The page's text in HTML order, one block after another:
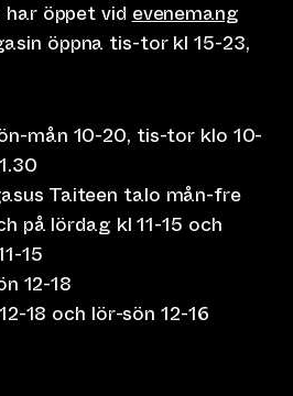
har öppet vid evenemang
öppna tis-tor kl 15-23,
mån 10-20, tis-tor klo 10-
Taiteen talo mån-fre
på lördag kl 11-15 och
15
12-18
18 och lör-sön 12-16